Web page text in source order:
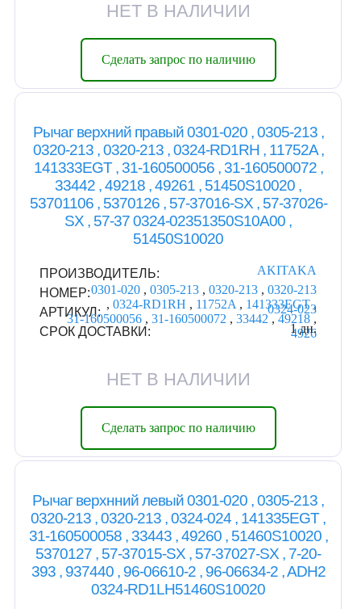
НЕТ В НАЛИЧИИ
Сделать запрос по наличию
Рычаг верхний правый 0301-020 , 0305-213 ,
0320-213 , 0320-213 , 0324-RD1RH , 11752A ,
141333EGT , 31-160500056 , 31-160500072 ,
33442 , 49218 , 49261 , 51450S10020 ,
53701106 , 5370126 , 57-37016-SX , 57-37026-
SX , 57-37 0324-02351350S10A00 ,
51450S10020
ПРОИЗВОДИТЕЛЬ:
AKITAKA
НОМЕР:0301-020 ,0305-213 ,0320-213 ,0320-213
,0324-RD1RH , 11752A , 141333EGT,
31-160500056 ,31-160500072 ,33442 ,49218 ,
4926
АРТИКУЛ:
0324-023
СРОК ДОСТАВКИ:
1 дн.
НЕТ В НАЛИЧИИ
Сделать запрос по наличию
Рычаг верхнний левый 0301-020 , 0305-213 ,
0320-213 , 0320-213 , 0324-024 , 141335EGT ,
31-160500058 , 33443 , 49260 , 51460S10020 ,
5370127 , 57-37015-SX , 57-37027-SX , 7-20-
393 , 937440 , 96-06610-2 , 96-06634-2 , ADH2
0324-RD1LH51460S10020